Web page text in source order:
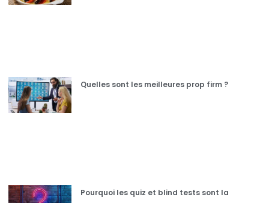
Quelles sont les meilleures prop firm ?
Pourquoi les quiz et blind tests sont la